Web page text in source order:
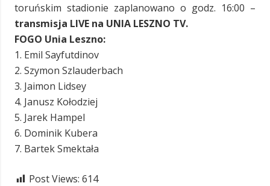
toruńskim stadionie zaplanowano o godz. 16:00 –
transmisja LIVE na UNIA LESZNO TV.
FOGO Unia Leszno:
1. Emil Sayfutdinov
2. Szymon Szlauderbach
3. Jaimon Lidsey
4. Janusz Kołodziej
5. Jarek Hampel
6. Dominik Kubera
7. Bartek Smektała
Post Views: 614